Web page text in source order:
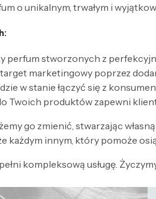
o unikalnym, trwałym i
perfum stworzonych z
marketingowy poprzez
w stanie łączyć się z
Twoich produktów zapewni
go zmienić, stwarzając
każdym innym, który pomoże
kompleksową usługę.